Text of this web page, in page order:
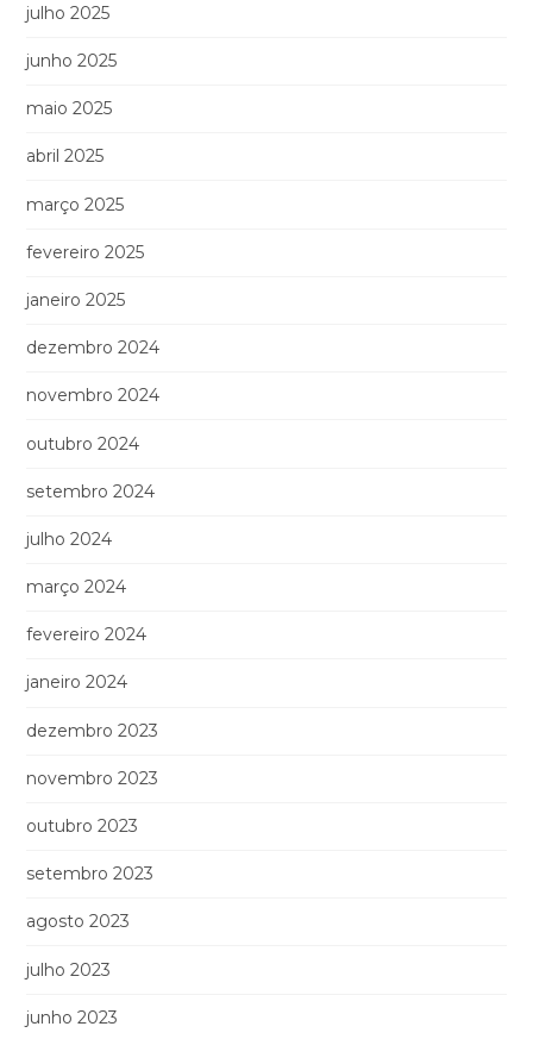
julho 2025
junho 2025
maio 2025
abril 2025
março 2025
fevereiro 2025
janeiro 2025
dezembro 2024
novembro 2024
outubro 2024
setembro 2024
julho 2024
março 2024
fevereiro 2024
janeiro 2024
dezembro 2023
novembro 2023
outubro 2023
setembro 2023
agosto 2023
julho 2023
junho 2023